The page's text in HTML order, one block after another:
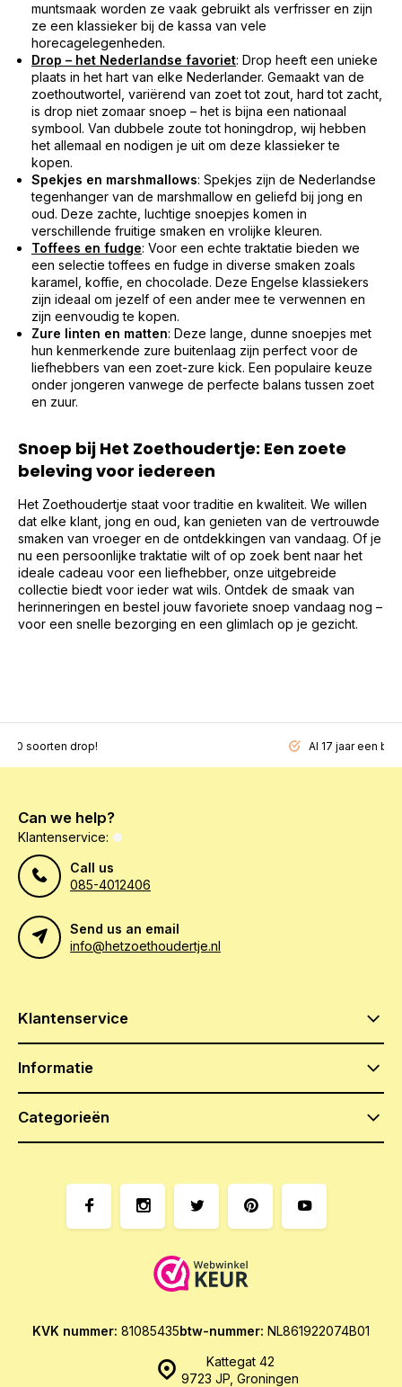
muntsmaak worden ze vaak gebruikt als verfrisser en zijn
ze een klassieker bij de kassa van vele
horecagelegenheden.
Drop – het Nederlandse favoriet: Drop heeft een unieke
plaats in het hart van elke Nederlander. Gemaakt van de
zoethoutwortel, variërend van zoet tot zout, hard tot zacht,
is drop niet zomaar snoep – het is bijna een nationaal
symbool. Van dubbele zoute tot honingdrop, wij hebben
het allemaal en nodigen je uit om deze klassieker te
kopen.
Spekjes en marshmallows: Spekjes zijn de Nederlandse
tegenhanger van de marshmallow en geliefd bij jong en
oud. Deze zachte, luchtige snoepjes komen in
verschillende fruitige smaken en vrolijke kleuren.
Toffees en fudge: Voor een echte traktatie bieden we
een selectie toffees en fudge in diverse smaken zoals
karamel, koffie, en chocolade. Deze Engelse klassiekers
zijn ideaal om jezelf of een ander mee te verwennen en
zijn eenvoudig te kopen.
Zure linten en matten: Deze lange, dunne snoepjes met
hun kenmerkende zure buitenlaag zijn perfect voor de
liefhebbers van een zoet-zure kick. Een populaire keuze
onder jongeren vanwege de perfecte balans tussen zoet
en zuur.
Snoep bij Het Zoethoudertje: Een zoete
beleving voor iedereen
Het Zoethoudertje staat voor traditie en kwaliteit. We willen
dat elke klant, jong en oud, kan genieten van de vertrouwde
smaken van vroeger en de ontdekkingen van vandaag. Of je
nu een persoonlijke traktatie wilt of op zoek bent naar het
ideale cadeau voor een liefhebber, onze uitgebreide
collectie biedt voor ieder wat wils. Ontdek de smaak van
herinneringen en bestel jouw favoriete snoep vandaag nog –
voor een snelle bezorging en een glimlach op je gezicht.
soorten drop! Al 17 jaar een
Can we help?
Klantenservice:
Call us
085-4012406
Send us an email
info@hetzoethoudertje.nl
Klantenservice
Informatie
Categorieën
Kattegat 42
9723 JP, Groningen
KVK nummer: 81085435btw-nummer: NL861922074B01